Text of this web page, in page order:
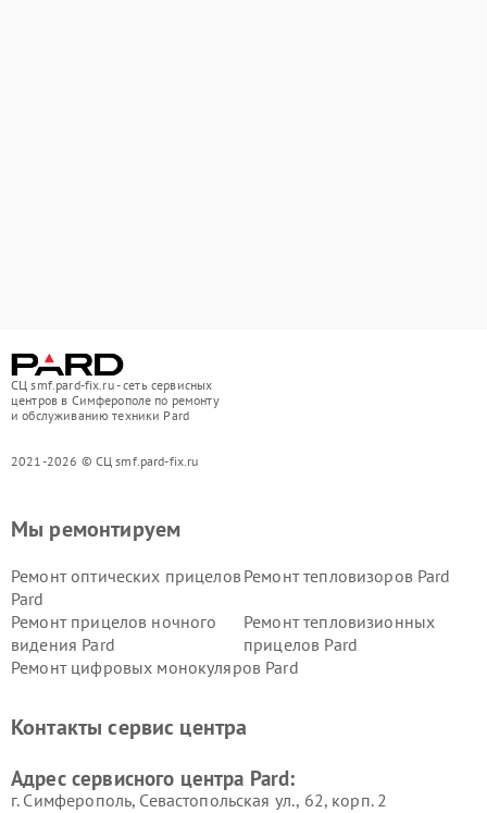
СЦ smf.pard-fix.ru - сеть сервисных
центров в Симферополе по ремонту
и обслуживанию техники Pard
2021-2026 © СЦ smf.pard-fix.ru
Мы ремонтируем
Ремонт оптических прицелов
Pard
Ремонт тепловизоров Pard
Ремонт прицелов ночного
видения Pard
Ремонт тепловизионных
прицелов Pard
Ремонт цифровых монокуляров Pard
Контакты сервис центра
Адрес сервисного центра Pard:
г. Симферополь, Севастопольская ул., 62, корп. 2